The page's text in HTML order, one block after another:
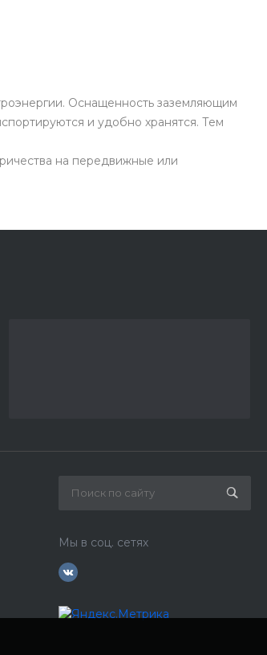
Оснащенность заземляющим
и удобно хранятся. Тем
на передвижные или
Мы в соц. сетях